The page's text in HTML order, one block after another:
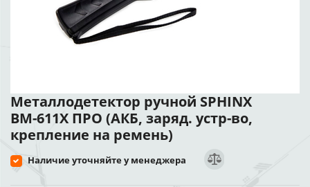
Металлодетектор ручной SPHINX
ВМ-611Х ПРО (АКБ, заряд. устр-во,
крепление на ремень)
Наличие уточняйте у менеджера